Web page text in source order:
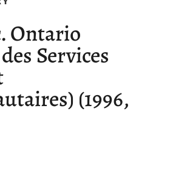
Ontario
Services
(1996,